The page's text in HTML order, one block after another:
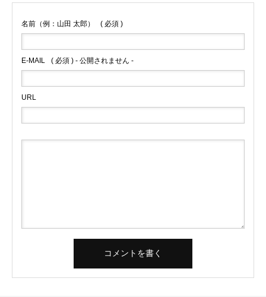
名前（例：山田 太郎） ( 必須 )
E-MAIL ( 必須 ) - 公開されません -
URL